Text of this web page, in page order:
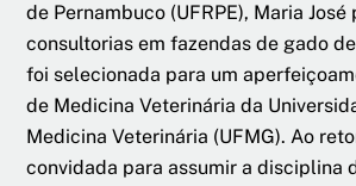
de Pernambuco (UFRPE), Maria José
consultorias em fazendas de gado
foi selecionada para um
de Medicina Veterinária da
Medicina Veterinária (UFMG). Ao
convidada para assumir a disciplina